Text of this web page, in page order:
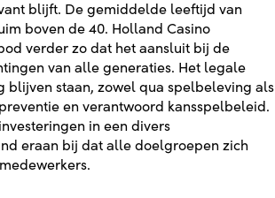
blijft. De gemiddelde leeftijd van
boven de 40. Holland Casino
verder zo dat het aansluit bij de
van alle generaties. Het legale
blijven staan, zowel qua spelbeleving als
en verantwoord kansspelbeleid.
in een divers
eraan bij dat alle doelgroepen zich